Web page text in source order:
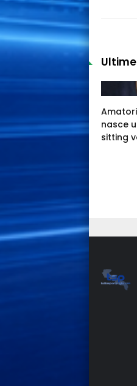
Ultime
nasce
sitting